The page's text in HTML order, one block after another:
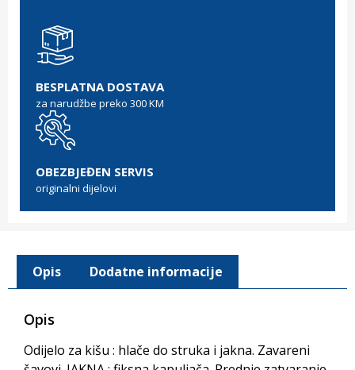
BESPLATNA DOSTAVA
za narudžbe preko 300 KM
OBEZBJEĐEN SERVIS
originalni dijelovi
Opis Dodatne informacije
Opis
Odijelo za kišu : hlače do struka i jakna. Zavareni